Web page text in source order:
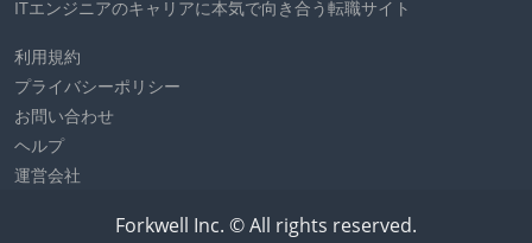
ITエンジニアのキャリアに本気で向き合う転職サイト
利用規約
プライバシーポリシー
お問い合わせ
ヘルプ
運営会社
Forkwell Inc. © All rights reserved.